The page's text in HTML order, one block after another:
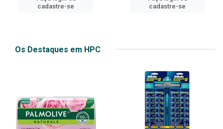
cadastre-se
cadastre-se
Os Destaques em HPC